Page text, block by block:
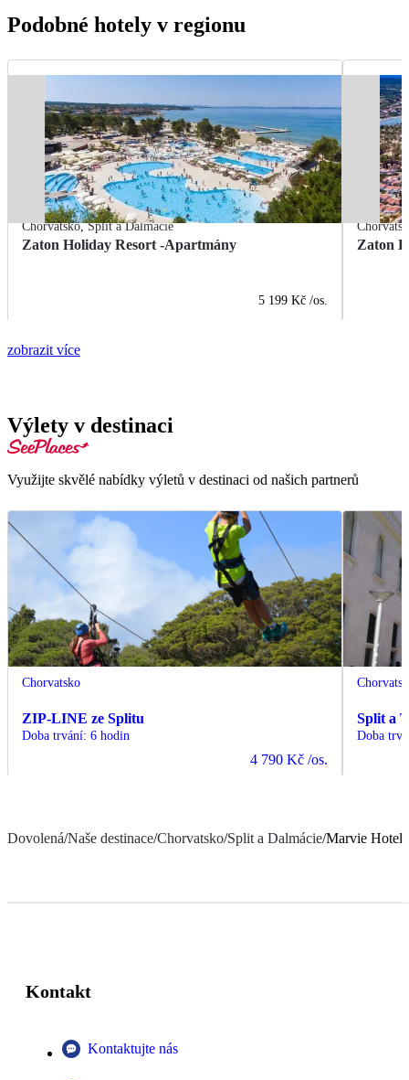
Podobné hotely v regionu
Chorvatsko,Split a Dalmácie
Zaton Holiday Resort -Apartmány
5 199 Kč /os.
Zaton
zobrazit více
Výlety v destinaci
Využijte skvělé nabídky výletů v destinaci od našich partnerů
Chorvatsko
ZIP-LINE ze Splitu
Doba trvání: 6 hodin
4 790 Kč /os.
Split a
Doba
Dovolená/Naše destinace/Chorvatsko/Split a Dalmácie/Marvie Hotel
Kontakt
Kontaktujte nás